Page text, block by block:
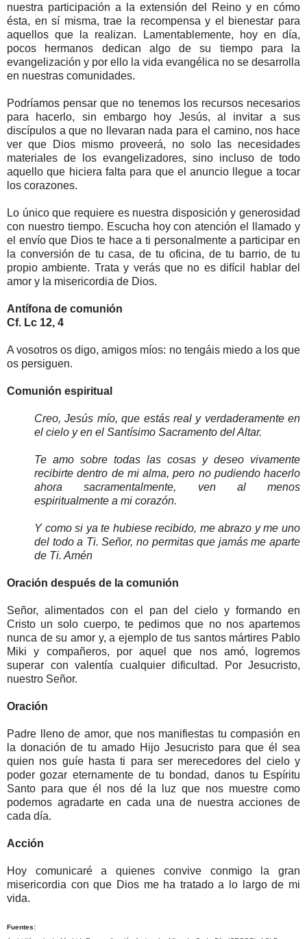
nuestra participación a la extensión del Reino y en cómo
ésta, en sí misma, trae la recompensa y el bienestar para
aquellos que la realizan. Lamentablemente, hoy en día,
pocos hermanos dedican algo de su tiempo para la
evangelización y por ello la vida evangélica no se desarrolla
en nuestras comunidades.
Podríamos pensar que no tenemos los recursos necesarios
para hacerlo, sin embargo hoy Jesús, al invitar a sus
discípulos a que no llevaran nada para el camino, nos hace
ver que Dios mismo proveerá, no solo las necesidades
materiales de los evangelizadores, sino incluso de todo
aquello que hiciera falta para que el anuncio llegue a tocar
los corazones.
Lo único que requiere es nuestra disposición y generosidad
con nuestro tiempo. Escucha hoy con atención el llamado y
el envío que Dios te hace a ti personalmente a participar en
la conversión de tu casa, de tu oficina, de tu barrio, de tu
propio ambiente. Trata y verás que no es difícil hablar del
amor y la misericordia de Dios.
Antífona de comunión
Cf. Lc 12, 4
A vosotros os digo, amigos míos: no tengáis miedo a los que
os persiguen.
Comunión espiritual
Creo, Jesús mío, que estás real y verdaderamente en
el cielo y en el Santísimo Sacramento del Altar.
Te amo sobre todas las cosas y deseo vivamente
recibirte dentro de mi alma, pero no pudiendo hacerlo
ahora sacramentalmente, ven al menos
espiritualmente a mi corazón.
Y como si ya te hubiese recibido, me abrazo y me uno
del todo a Ti. Señor, no permitas que jamás me aparte
de Ti. Amén
Oración después de la comunión
Señor, alimentados con el pan del cielo y formando en
Cristo un solo cuerpo, te pedimos que no nos apartemos
nunca de su amor y, a ejemplo de tus santos mártires Pablo
Miki y compañeros, por aquel que nos amó, logremos
superar con valentía cualquier dificultad. Por Jesucristo,
nuestro Señor.
Oración
Padre lleno de amor, que nos manifiestas tu compasión en
la donación de tu amado Hijo Jesucristo para que él sea
quien nos guíe hasta ti para ser merecedores del cielo y
poder gozar eternamente de tu bondad, danos tu Espíritu
Santo para que él nos dé la luz que nos muestre como
podemos agradarte en cada una de nuestra acciones de
cada día.
Acción
Hoy comunicaré a quienes convive conmigo la gran
misericordia con que Dios me ha tratado a lo largo de mi
vida.
Fuentes: